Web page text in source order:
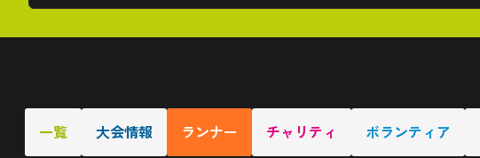
一覧 大会情報 ランナー チャリティ ボランティア